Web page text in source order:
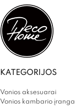
KATEGORIJOS
Vonios aksesuarai
Vonios kambario įranga